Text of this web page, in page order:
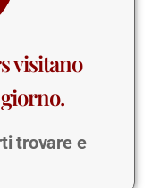
visitano
trovare e